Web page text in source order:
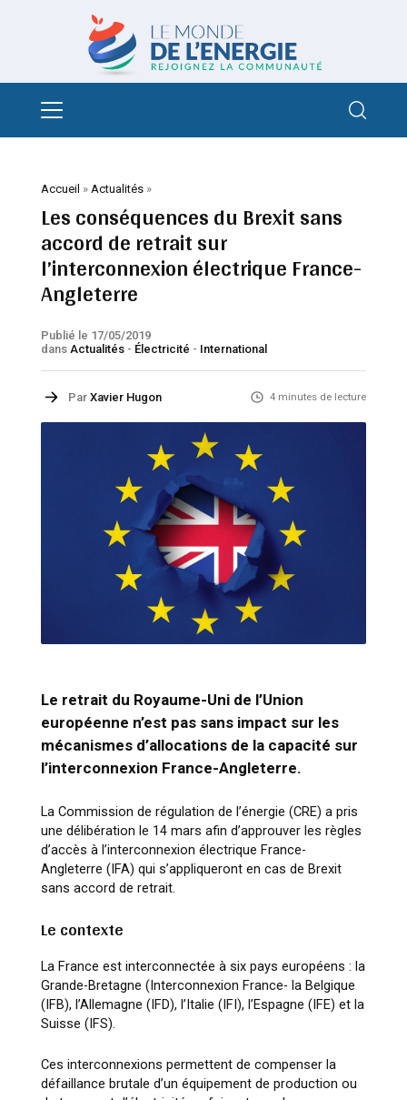
Accueil » Actualités»
Les conséquences du Brexit sans
accord de retrait sur
l’interconnexion électrique France-
Angleterre
Publié le 17/05/2019
dans Actualités- Électricité - International
Par Xavier Hugon 4 minutes de lecture
Le retrait du Royaume-Uni de l’Union
européenne n’est pas sans impact sur les
mécanismes d’allocations de la capacité sur
l’interconnexion France-Angleterre.
La Commission de régulation de l’énergie (CRE) a pris
une délibération le 14 mars afin d’approuver les règles
d’accès à l’interconnexion électrique France-
Angleterre (IFA) qui s’appliqueront en cas de Brexit
sans accord de retrait.
Le contexte
La France est interconnectée à six pays européens : la
Grande-Bretagne (Interconnexion France- la Belgique
(IFB), l’Allemagne (IFD), l’Italie (IFI), l’Espagne (IFE) et la
Suisse (IFS).
Ces interconnexions permettent de compenser la
défaillance brutale d’un équipement de production ou